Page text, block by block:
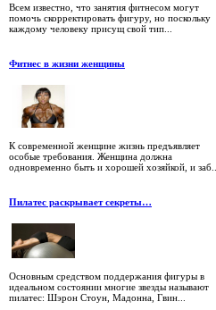
Всем известно, что занятия фитнесом могут
помочь скорректировать фигуру, но поскольку
каждому человеку присущ свой тип...
Фитнес в жизни женщины
К современной женщине жизнь предъявляет
особые требования. Женщина должна
одновременно быть и хорошей хозяйкой, и заб...
Пилатес раскрывает секреты…
Основным средством поддержания фигуры в
идеальном состоянии многие звезды называют
пилатес: Шэрон Стоун, Мадонна, Гвин...